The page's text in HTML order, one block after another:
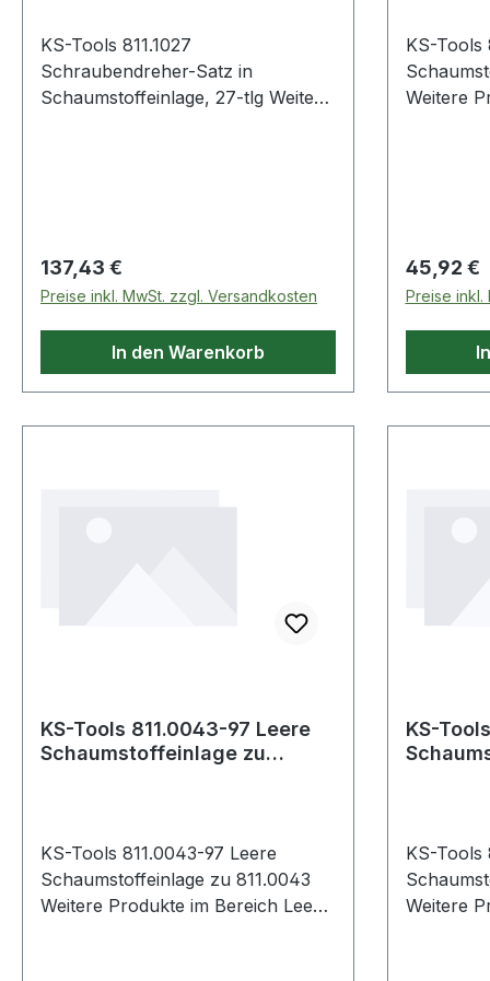
KS-Tools 811.1027
Schraubendreher-Satz in
Schaumstoffeinlage, 27-tlg Weitere
Regulärer Preis:
137,43 €
Preise inkl. MwSt. zzgl. Versandkosten
In den Warenkorb
KS-Tools
Weitere
Regulärer
45,92 €
Preise inkl.
KS-Tools 811.0043-97 Leere
Schaumstoffeinlage zu
KS-Tools 811.0043-97 Leere
Schaumstoffeinlage zu 811.0043
Weitere Produkte im Bereich Leere
KS-
KS-Tools
Weitere